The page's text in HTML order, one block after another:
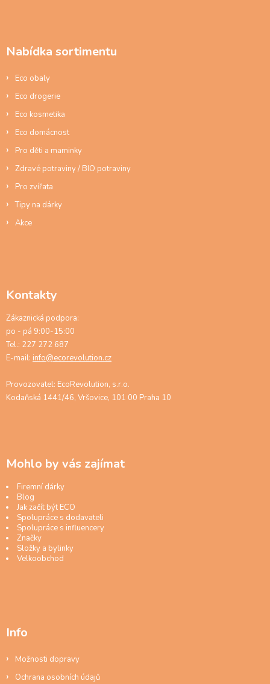
Nabídka sortimentu
Eco obaly
Eco drogerie
Eco kosmetika
Eco domácnost
Pro děti a maminky
Zdravé potraviny / BIO potraviny
Pro zvířata
Tipy na dárky
Akce
Kontakty
Zákaznická podpora:
po - pá 9:00-15:00
Tel.: 227 272 687
E-mail: info@ecorevolution.cz
Provozovatel: EcoRevolution, s.r.o.
Kodaňská 1441/46, Vršovice, 101 00 Praha 10
Mohlo by vás zajímat
Firemní dárky
Blog
Jak začít být ECO
Spolupráce s dodavateli
Spolupráce s influencery
Značky
Složky a bylinky
Velkoobchod
Info
Možnosti dopravy
Ochrana osobních údajů